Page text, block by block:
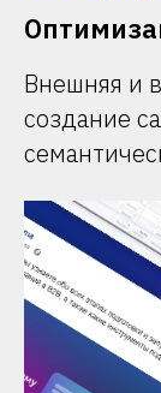
Внешняя и
создание